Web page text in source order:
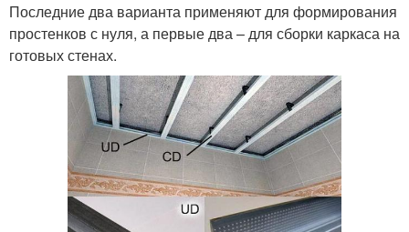
Последние два варианта применяют для формирования
простенков с нуля, а первые два – для сборки каркаса на
готовых стенах.